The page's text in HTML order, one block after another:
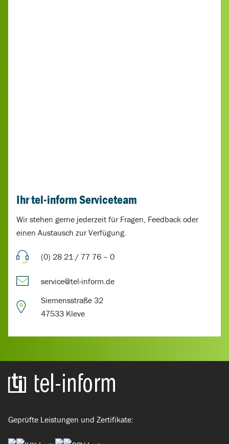
Ihr tel-inform Serviceteam
Wir stehen gerne jederzeit für Fragen, Feedback oder
einen Austausch zur Verfügung.
(0) 28 21 / 77 76 – 0
service@tel-inform.de
Siemensstraße 32
47533 Kleve
Zur Startseite
Geprüfte Leistungen und Zertifikate: